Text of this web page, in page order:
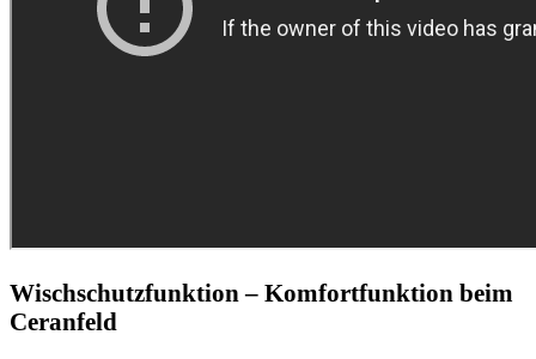
Wischschutzfunktion – Komfortfunktion beim
Ceranfeld